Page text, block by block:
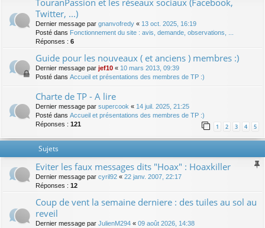
TouranPassion et les réseaux sociaux (Facebook,
Twitter, ...)
Dernier message par gnanvofredy « 13 oct. 2025, 16:19
Posté dans Fonctionnement du site : avis, demande, observations, ...
Réponses : 6
Guide pour les nouveaux ( et anciens ) membres :)
Dernier message par jef10 « 10 mars 2013, 09:39
Posté dans Accueil et présentations des membres de TP :)
Charte de TP - A lire
Dernier message par supercook « 14 juil. 2025, 21:25
Posté dans Accueil et présentations des membres de TP :)
Réponses : 121 1 2 3 4 5
Sujets
Eviter les faux messages dits "Hoax" : Hoaxkiller
Dernier message par cyril92 « 22 janv. 2007, 22:17
Réponses : 12
Coup de vent la semaine derniere : des tuiles au sol au
reveil
Dernier message par JulienM294 « 09 août 2026, 14:38